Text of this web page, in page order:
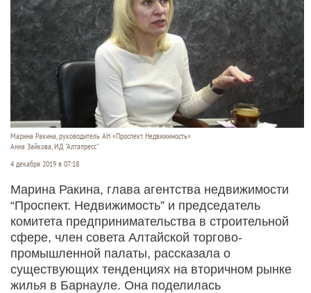
Марина Ракина, руководитель АН «Проспект. Недвижимость»
Анна Зайкова, ИД "Алтапресс"
4 декабря 2019 в 07:18
Марина Ракина, глава агентства недвижимости
“Проспект. Недвижимость” и председатель
комитета предпринимательства в строительной
сфере, член совета Алтайской торгово-
промышленной палаты, рассказала о
существующих тенденциях на вторичном рынке
жилья в Барнауле. Она поделилась